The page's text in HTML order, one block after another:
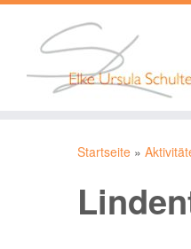
Startseite »